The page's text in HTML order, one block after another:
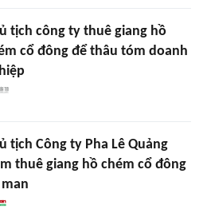
tịch công ty thuê giang hồ
cổ đông để thâu tóm doanh
tịch Công ty Pha Lê Quảng
thuê giang hồ chém cổ đông